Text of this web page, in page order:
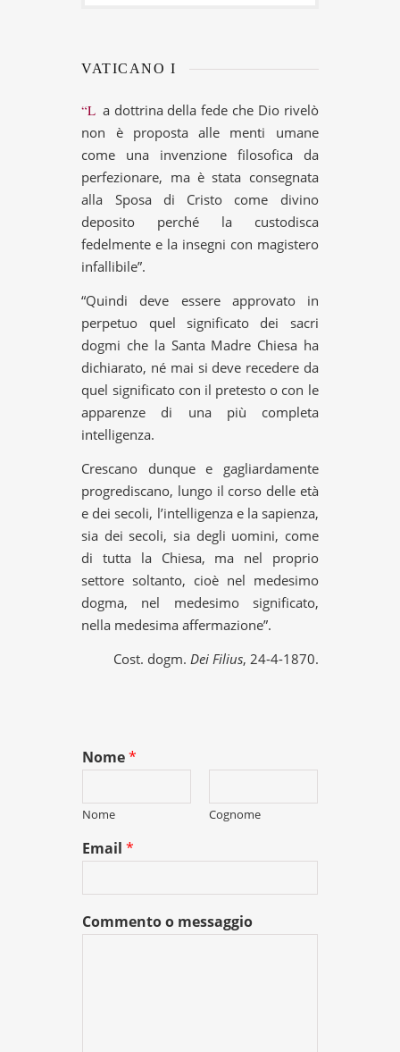
VATICANO I
“La dottrina della fede che Dio rivelò
non è proposta alle menti umane
come una invenzione filosofica da
perfezionare, ma è stata consegnata
alla Sposa di Cristo come divino
deposito perché la custodisca
fedelmente e la insegni con magistero
infallibile”.
“Quindi deve essere approvato in
perpetuo quel significato dei sacri
dogmi che la Santa Madre Chiesa ha
dichiarato, né mai si deve recedere da
quel significato con il pretesto o con le
apparenze di una più completa
intelligenza.
Crescano dunque e gagliardamente
progrediscano, lungo il corso delle età
e dei secoli, l’intelligenza e la sapienza,
sia dei secoli, sia degli uomini, come
di tutta la Chiesa, ma nel proprio
settore soltanto, cioè nel medesimo
dogma, nel medesimo significato,
nella medesima affermazione”.
Cost. dogm. Dei Filius, 24-4-1870.
Nome*
Nome Cognome
Email*
Commento o messaggio